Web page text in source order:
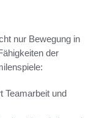
nur Bewegung in
der
Teamarbeit und